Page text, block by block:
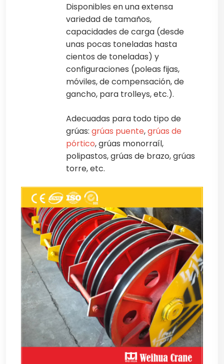
Disponibles en una extensa
variedad de tamaños,
capacidades de carga (desde
unas pocas toneladas hasta
cientos de toneladas) y
configuraciones (poleas fijas,
móviles, de compensación, de
gancho, para trolleys, etc.).
Adecuadas para todo tipo de
grúas: grúas puente,grúas de
pórtico, grúas monorraíl,
polipastos, grúas de brazo, grúas
torre, etc.